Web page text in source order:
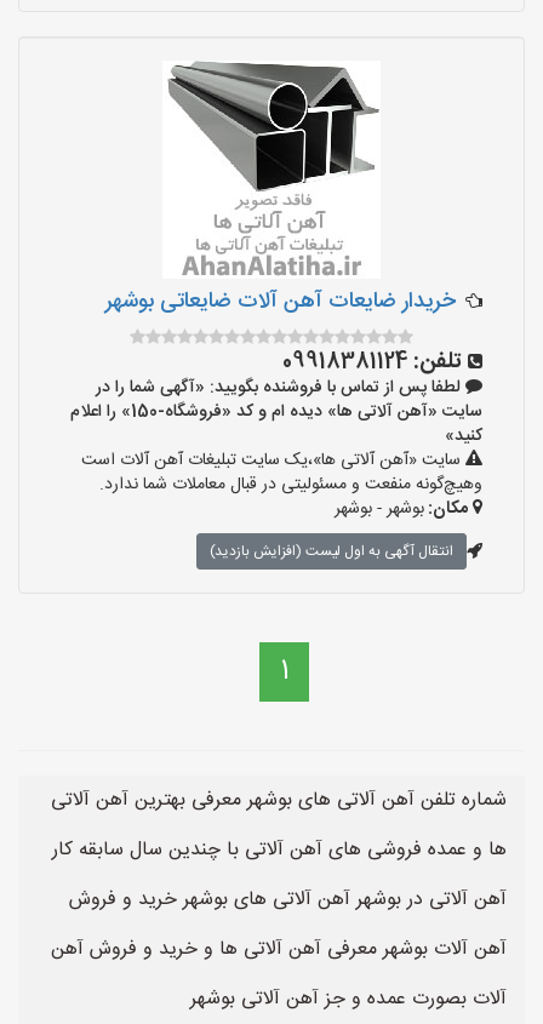
خریدار ضایعات آهن آلات ضایعاتی بوشهر
تلفن: 09918381124
لطفا پس از تماس با فروشنده بگویید: «آگهی شما را در
سایت «آهن آلاتی ها» دیده ام و کد «فروشگاه-150» را اعلام
کنید»
سایت «آهن آلاتی ها»،یک سایت تبلیغات آهن آلات است
وهیچ‌گونه منفعت و مسئولیتی در قبال معاملات شما ندارد.
مکان:بوشهر - بوشهر
انتقال آگهی به اول لیست (افزایش بازدید)
1
شماره تلفن آهن آلاتی های بوشهر معرفی بهترین آهن آلاتی
ها و عمده فروشی های آهن آلاتی با چندین سال سابقه کار
آهن آلاتی در بوشهر آهن آلاتی های بوشهر خرید و فروش
آهن آلات بوشهر معرفی آهن آلاتی ها و خرید و فروش آهن
آلات بصورت عمده و جز آهن آلاتی بوشهر